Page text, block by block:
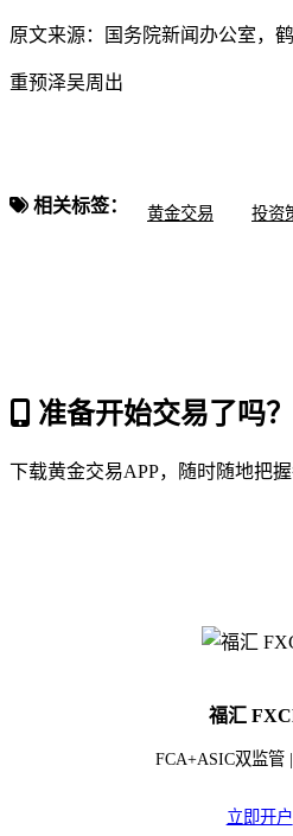
原文来源：国务院新闻办公室，
重预泽吴周出
相关标签： 黄金交易 投资
准备开始交易了吗？
下载黄金交易APP，随时随地把
福汇
FCA+ASIC双监管
立即开户